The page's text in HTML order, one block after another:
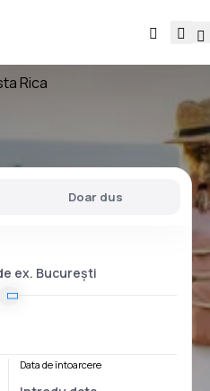
Rica
Doar dus
Data de întoarcere